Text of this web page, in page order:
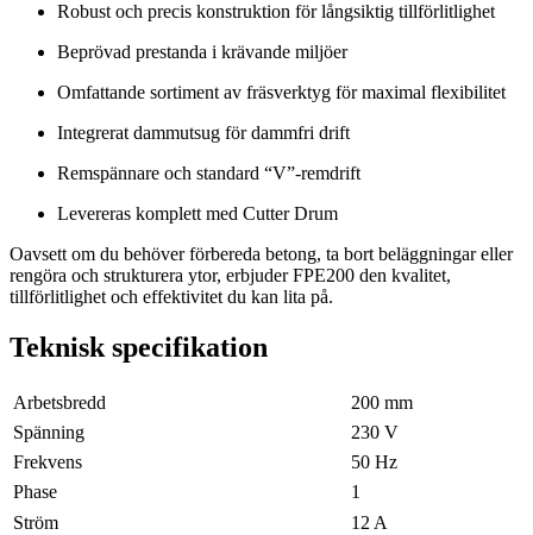
Robust och precis konstruktion för långsiktig tillförlitlighet
Beprövad prestanda i krävande miljöer
Omfattande sortiment av fräsverktyg för maximal flexibilitet
Integrerat dammutsug för dammfri drift
Remspännare och standard “V”-remdrift
Levereras komplett med Cutter Drum
Oavsett om du behöver förbereda betong, ta bort beläggningar eller
rengöra och strukturera ytor, erbjuder FPE200 den kvalitet,
tillförlitlighet och effektivitet du kan lita på.
Teknisk specifikation
Arbetsbredd
200 mm
Spänning
230 V
Frekvens
50 Hz
Phase
1
Ström
12 A